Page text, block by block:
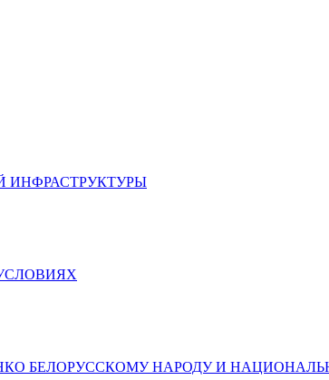
ИНФРАСТРУКТУРЫ
БЕЛОРУССКОМУ НАРОДУ И